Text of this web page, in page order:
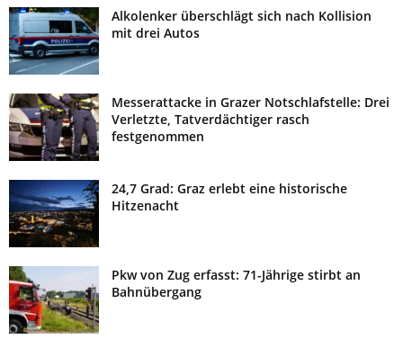
Alkolenker überschlägt sich nach Kollision
mit drei Autos
Messerattacke in Grazer Notschlafstelle: Drei
Verletzte, Tatverdächtiger rasch
festgenommen
24,7 Grad: Graz erlebt eine historische
Hitzenacht
Pkw von Zug erfasst: 71-Jährige stirbt an
Bahnübergang